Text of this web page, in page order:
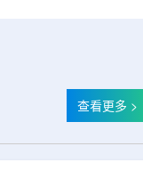
查看更多 >